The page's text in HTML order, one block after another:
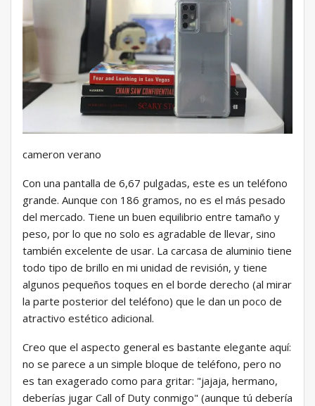
cameron verano
Con una pantalla de 6,67 pulgadas, este es un teléfono
grande. Aunque con 186 gramos, no es el más pesado
del mercado. Tiene un buen equilibrio entre tamaño y
peso, por lo que no solo es agradable de llevar, sino
también excelente de usar. La carcasa de aluminio tiene
todo tipo de brillo en mi unidad de revisión, y tiene
algunos pequeños toques en el borde derecho (al mirar
la parte posterior del teléfono) que le dan un poco de
atractivo estético adicional.
Creo que el aspecto general es bastante elegante aquí:
no se parece a un simple bloque de teléfono, pero no
es tan exagerado como para gritar: "jajaja, hermano,
deberías jugar Call of Duty conmigo" (aunque tú debería